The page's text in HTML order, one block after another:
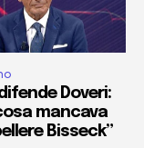
Doveri:
mancava
Bisseck”